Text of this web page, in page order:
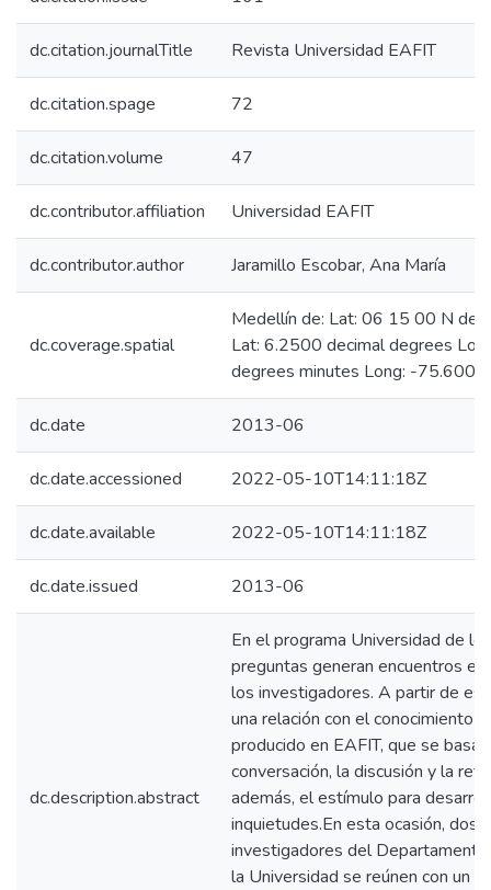
dc.citation.journalTitle Revista Universidad EAFIT
dc.citation.spage 72
dc.citation.volume 47
dc.contributor.affiliation Universidad EAFIT
dc.contributor.author Jaramillo Escobar, Ana María
dc.coverage.spatial
Medellín de: Lat: 06 15 00 N
Lat: 6.2500 decimal degrees
degrees minutes Long: -75.6000
dc.date 2013-06
dc.date.accessioned 2022-05-10T14:11:18Z
dc.date.available 2022-05-10T14:11:18Z
dc.date.issued 2013-06
dc.description.abstract
En el programa Universidad de
preguntas generan encuentros
los investigadores. A partir de
una relación con el conocimiento
producido en EAFIT, que se basa
conversación, la discusión y la
además, el estímulo para
inquietudes.En esta ocasión, dos
investigadores del
la Universidad se reúnen con un